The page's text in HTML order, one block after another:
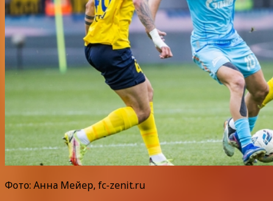
Фото: Анна Мейер, fc-zenit.ru